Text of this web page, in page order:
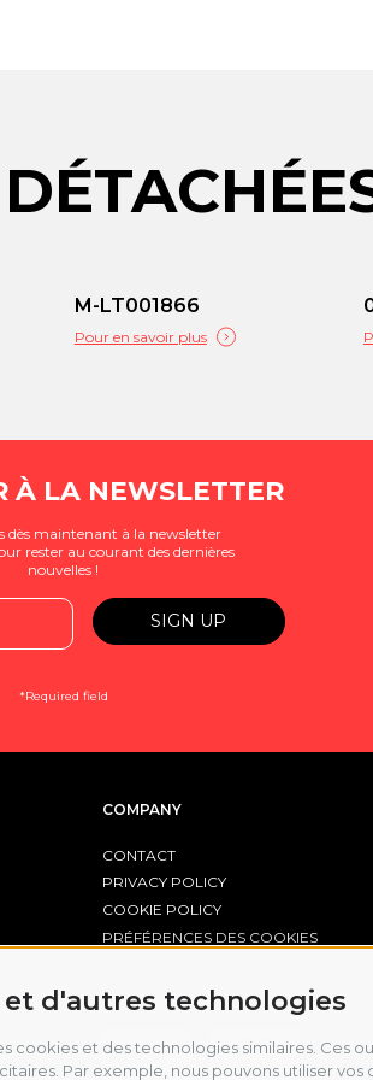
d'autres technologies
cookies et des technologies similaires. Ces
Par exemple, nous pouvons utiliser
M-LT001866
Pour en savoir plus
À LA NEWSLETTER
dès maintenant à la newsletter
rester au courant des dernières
nouvelles !
*Required field
COMPANY
CONTACT
PRIVACY POLICY
COOKIE POLICY
PRÉFÉRENCES DES COOKIES
POR FESR EMILIA-ROMAGNA